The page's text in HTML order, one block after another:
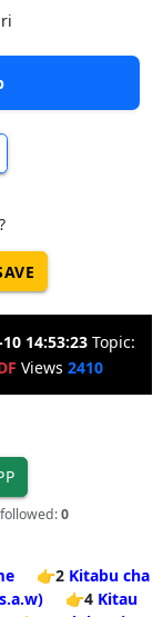
14:53:23 Topic:
Views 2410
0
👉2 Kitabu cha
👉4 Kitau